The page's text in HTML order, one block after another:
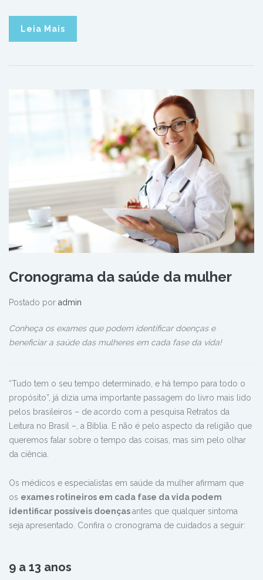
Leia Mais
Cronograma da saúde da mulher
Postado por admin
Conheça os exames que podem identificar doenças e
beneficiar a saúde das mulheres em cada fase da vida!
“Tudo tem o seu tempo determinado, e há tempo para todo o
propósito”, já dizia uma importante passagem do livro mais lido
pelos brasileiros – de acordo com a pesquisa Retratos da
Leitura no Brasil –, a Bíblia. E não é pelo aspecto da religião que
queremos falar sobre o tempo das coisas, mas sim pelo olhar
da ciência.
Os médicos e especialistas em saúde da mulher afirmam que
os exames rotineiros em cada fase da vida podem
identificar possíveis doençasantes que qualquer sintoma
seja apresentado. Confira o cronograma de cuidados a seguir:
9 a 13 anos